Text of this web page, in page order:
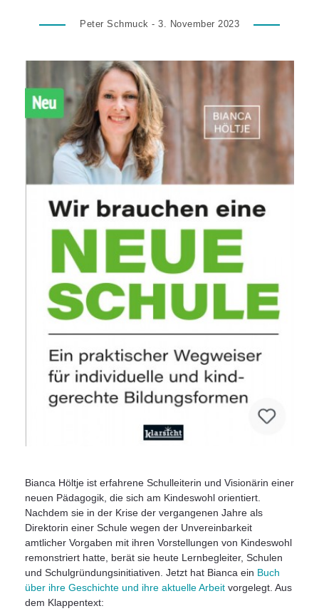
Peter Schmuck - 3. November 2023
Bianca Höltje ist erfahrene Schulleiterin und Visionärin einer
neuen Pädagogik, die sich am Kindeswohl orientiert.
Nachdem sie in der Krise der vergangenen Jahre als
Direktorin einer Schule wegen der Unvereinbarkeit
amtlicher Vorgaben mit ihren Vorstellungen von Kindeswohl
remonstriert hatte, berät sie heute Lernbegleiter, Schulen
und Schulgründungsinitiativen. Jetzt hat Bianca ein Buch
über ihre Geschichte und ihre aktuelle Arbeit vorgelegt. Aus
dem Klappentext: